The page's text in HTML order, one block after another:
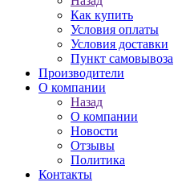
Как купить
Условия оплаты
Условия доставки
Пункт самовывоза
Производители
О компании
Назад
О компании
Новости
Отзывы
Политика
Контакты